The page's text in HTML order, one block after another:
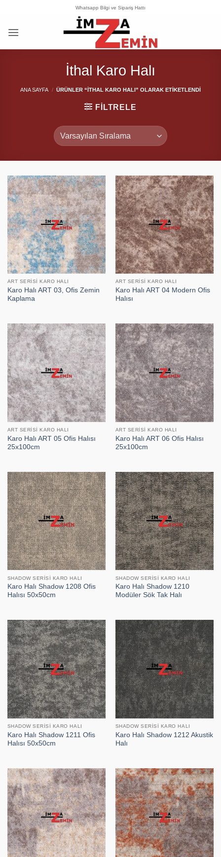
Whatsapp Bilgi ve Sipariş Hattı
İthal Karo Halı
ANA SAYFA / ÜRÜNLER “İTHAL KARO HALI” OLARAK ETIKETLENDI
FILTRELE
ART SERISI KARO HALI
Karo Halı ART 03, Ofis Zemin
Kaplama
ART SERISI KARO HALI
Karo Halı ART 04 Modern Ofis
Halısı
ART SERISI KARO HALI
Karo Halı ART 05 Ofis Halısı
25x100cm
ART SERISI KARO HALI
Karo Halı ART 06 Ofis Halısı
25x100cm
SHADOW SERISI KARO HALI
Karo Halı Shadow 1208 Ofis
Halısı 50x50cm
SHADOW SERISI KARO HALI
Karo Halı Shadow 1210
Modüler Sök Tak Halı
SHADOW SERISI KARO HALI
Karo Halı Shadow 1211 Ofis
Halısı 50x50cm
SHADOW SERISI KARO HALI
Karo Halı Shadow 1212 Akustik
Halı